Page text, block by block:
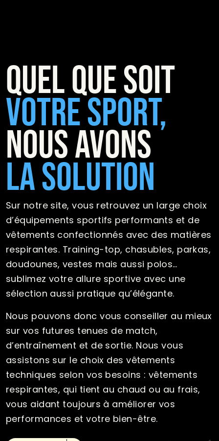
Quel que soit
votre sport,
nous avons
la solution
Sur notre site, vous retrouvez un large choix
d’équipements sportifs performants et de
vêtements confectionnés avec des matières
respirantes. Training-top, chasubles, parkas,
doudounes, vestes mais aussi polos…
sublimez votre allure sportive avec une
sélection aussi pratique qu’élégante.
Nous pouvons donc vous conseiller au mieux
sur vos futures tenues de match,
d’entraînement et de sortie. Nous vous
assistons sur le choix des vêtements
techniques selon vos besoins : vêtements
respirantes, qui tient au chaud ou au frais,
vous aidant toujours à améliorer vos
performances et votre bien-être.